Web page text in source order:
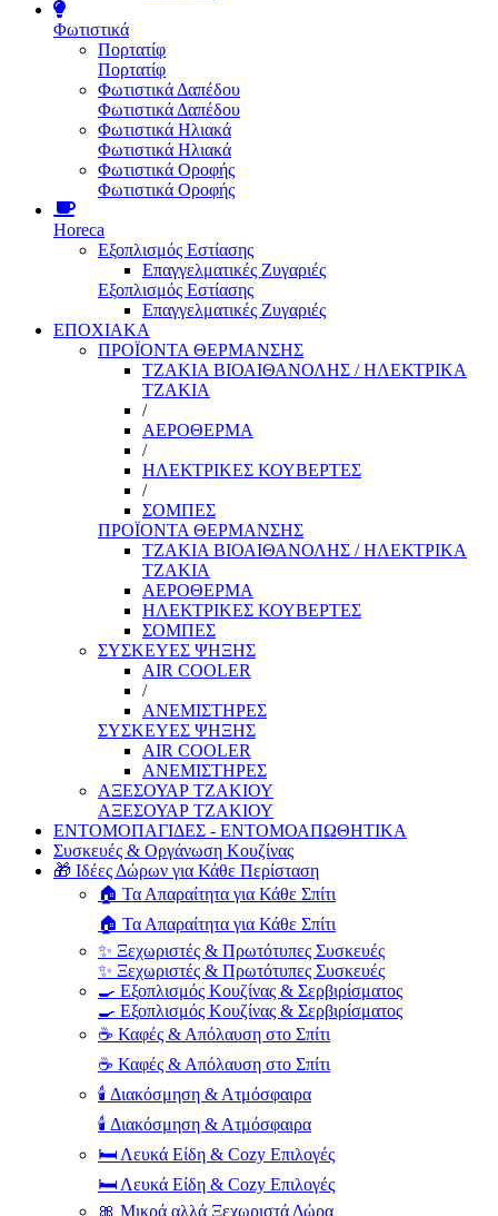
Φωτιστικά
Πορτατίφ
Πορτατίφ
Φωτιστικά Δαπέδου
Φωτιστικά Δαπέδου
Φωτιστικά Ηλιακά
Φωτιστικά Ηλιακά
Φωτιστικά Οροφής
Φωτιστικά Οροφής
Horeca
Εξοπλισμός Εστίασης
Επαγγελματικές Ζυγαριές
Εξοπλισμός Εστίασης
Επαγγελματικές Ζυγαριές
ΕΠΟΧΙΑΚΑ
ΠΡΟΪΟΝΤΑ ΘΕΡΜΑΝΣΗΣ
ΤΖΑΚΙΑ ΒΙΟΑΙΘΑΝΟΛΗΣ / ΗΛΕΚΤΡΙΚΑ
ΤΖΑΚΙΑ
/
ΑΕΡΟΘΕΡΜΑ
/
ΗΛΕΚΤΡΙΚΕΣ ΚΟΥΒΕΡΤΕΣ
/
ΣΟΜΠΕΣ
ΠΡΟΪΟΝΤΑ ΘΕΡΜΑΝΣΗΣ
ΤΖΑΚΙΑ ΒΙΟΑΙΘΑΝΟΛΗΣ / ΗΛΕΚΤΡΙΚΑ
ΤΖΑΚΙΑ
ΑΕΡΟΘΕΡΜΑ
ΗΛΕΚΤΡΙΚΕΣ ΚΟΥΒΕΡΤΕΣ
ΣΟΜΠΕΣ
ΣΥΣΚΕΥΕΣ ΨΗΞΗΣ
AIR COOLER
/
ΑΝΕΜΙΣΤΗΡΕΣ
ΣΥΣΚΕΥΕΣ ΨΗΞΗΣ
AIR COOLER
ΑΝΕΜΙΣΤΗΡΕΣ
ΑΞΕΣΟΥΑΡ ΤΖΑΚΙΟΥ
ΑΞΕΣΟΥΑΡ ΤΖΑΚΙΟΥ
ΕΝΤΟΜΟΠΑΓΙΔΕΣ - ΕΝΤΟΜΟΑΠΩΘΗΤΙΚΑ
Συσκευές & Οργάνωση Κουζίνας
🎁 Ιδέες Δώρων για Κάθε Περίσταση
🏠 Τα Απαραίτητα για Κάθε Σπίτι
🏠 Τα Απαραίτητα για Κάθε Σπίτι
✨ Ξεχωριστές & Πρωτότυπες Συσκευές
✨ Ξεχωριστές & Πρωτότυπες Συσκευές
🍳 Εξοπλισμός Κουζίνας & Σερβιρίσματος
🍳 Εξοπλισμός Κουζίνας & Σερβιρίσματος
☕ Καφές & Απόλαυση στο Σπίτι
☕ Καφές & Απόλαυση στο Σπίτι
🕯️ Διακόσμηση & Ατμόσφαιρα
🕯️ Διακόσμηση & Ατμόσφαιρα
🛏️ Λευκά Είδη & Cozy Επιλογές
🛏️ Λευκά Είδη & Cozy Επιλογές
🎀 Μικρά αλλά Ξεχωριστά Δώρα